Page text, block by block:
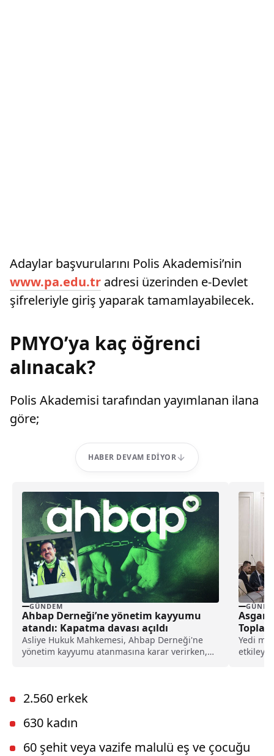
Adaylar başvurularını Polis Akademisi’nin
www.pa.edu.tr adresi üzerinden e-Devlet
şifreleriyle giriş yaparak tamamlayabilecek.
PMYO’ya kaç öğrenci
alınacak?
Polis Akademisi tarafından yayımlanan ilana
göre;
HABER DEVAM EDIYOR
GÜNDEM
Ahbap Derneği’ne yönetim kayyumu
atandı: Kapatma davası açıldı
Asliye Hukuk Mahkemesi, Ahbap Derneği'ne
yönetim kayyumu atanmasına karar verirken,
Asgari
Yedi
2.560 erkek
630 kadın
60 şehit veya vazife malulü eş ve çocuğu